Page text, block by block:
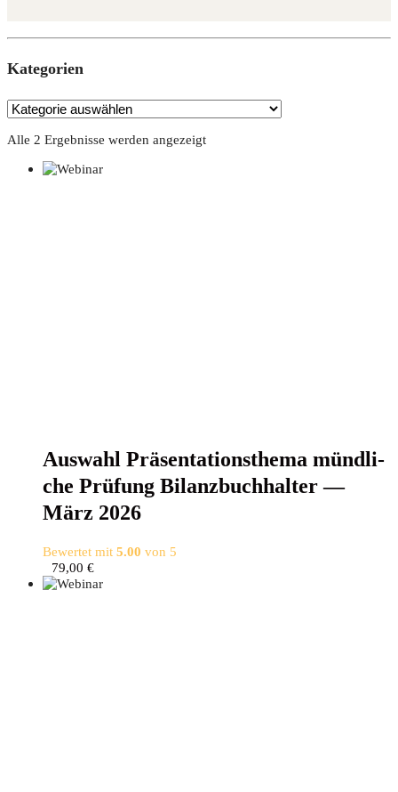
Kate­go­rien
Alle 2 Ergebnisse werden angezeigt
Aus­wahl Prä­sen­ta­ti­ons­the­ma münd­li­
che Prü­fung Bilanz­buch­hal­ter —
März 2026
Bewertet mit 5.00 von 5
79,00 €